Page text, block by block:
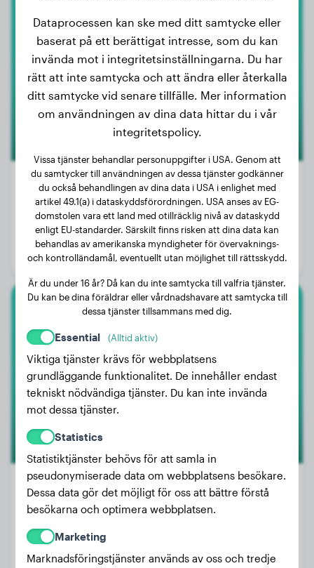
BAGIHRA
Vikt:
26 kg
Ålder:
4 år, 4 månader
Kön:
Hanhund
Boxer
Panqueca
2
Ålder:
Kön:
Honhund
Dataprocessen kan ske med ditt samtycke eller
baserat på ett berättigat intresse, som du kan
invända mot i integritetsinställningarna. Du har
rätt att inte samtycka och att ändra eller återkalla
ditt samtycke vid senare tillfälle. Mer information
om användningen av dina data hittar du i vår
integritetspolicy.
Vissa tjänster behandlar personuppgifter i USA. Genom att
du samtycker till användningen av dessa tjänster godkänner
du också behandlingen av dina data i USA i enlighet med
artikel 49.1(a) i dataskyddsförordningen. USA anses av EG-
domstolen vara ett land med otillräcklig nivå av dataskydd
enligt EU-standarder. Särskilt finns risken att dina data kan
behandlas av amerikanska myndigheter för övervaknings-
och kontrolländamål, eventuellt utan möjlighet till rättsskydd.
Är du under 16 år? Då kan du inte samtycka till valfria tjänster.
Du kan be dina föräldrar eller vårdnadshavare att samtycka till
dessa tjänster tillsammans med dig.
Essential (Alltid aktiv)
Viktiga tjänster krävs för webbplatsens
grundläggande funktionalitet. De innehåller endast
tekniskt nödvändiga tjänster. Du kan inte invända
mot dessa tjänster.
Statistics
Statistiktjänster behövs för att samla in
pseudonymiserade data om webbplatsens besökare.
Dessa data gör det möjligt för oss att bättre förstå
besökarna och optimera webbplatsen.
Marketing
Marknadsföringstjänster används av oss och tredje